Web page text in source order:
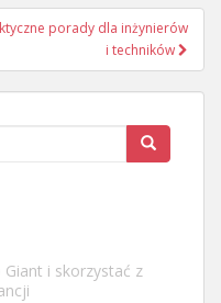
porady dla inżynierów
i techników
Giant i skorzystać z